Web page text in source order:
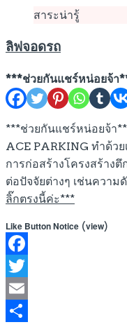
สาระน่ารู้
ลิฟจอดรถ
***ช่วยกันแชร์หน่อยจ้า
***ช่วยกันแชร์หน่อยจ้า
ACE PARKING ทำด้ว
การก่อสร้างโครงสร้าง
ต่อปัจจัยต่างๆ เช่นควา
ลิ๊กตรงนี้ค่ะ***
Like Button Notice (view)
Facebook
Twitter
Email